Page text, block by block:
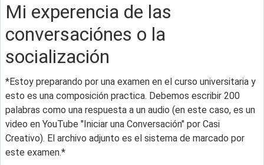
Mi experencia de las
conversaciónes o la
socialización
*Estoy preparando por una examen en el curso universitaria y
esto es una composición practica. Debemos escribir 200
palabras como una respuesta a un audio (en este caso, es un
video en YouTube "Iniciar una Conversación" por Casi
Creativo). El archivo adjunto es el sistema de marcado por
este examen.*